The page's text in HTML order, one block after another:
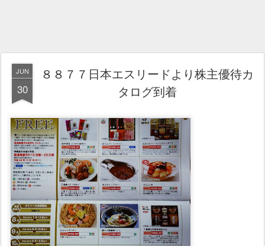
JUN
30
８８７７日本エスリードより株主優待カ
タログ到着